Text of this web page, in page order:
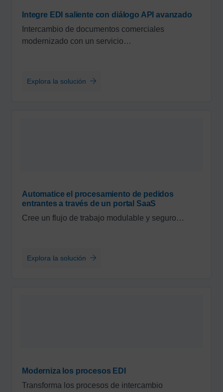
Integre EDI saliente con diálogo API avanzado
Intercambio de documentos comerciales
modernizado con un servicio…
Explora la solución
Automatice el procesamiento de pedidos
entrantes a través de un portal SaaS
Cree un flujo de trabajo modulable y seguro…
Explora la solución
Moderniza los procesos EDI
Transforma los procesos de intercambio